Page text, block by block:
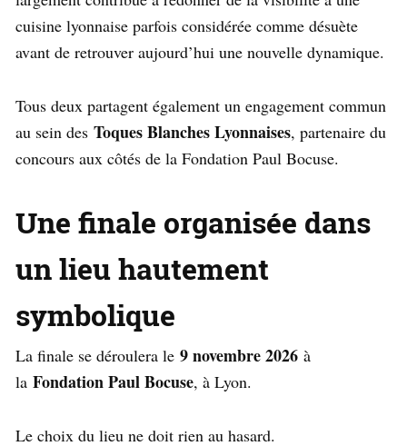
cuisine lyonnaise parfois considérée comme désuète
avant de retrouver aujourd’hui une nouvelle dynamique.
Tous deux partagent également un engagement commun
au sein des Toques Blanches Lyonnaises, partenaire du
concours aux côtés de la Fondation Paul Bocuse.
Une finale organisée dans
un lieu hautement
symbolique
La finale se déroulera le 9 novembre 2026 à
la Fondation Paul Bocuse, à Lyon.
Le choix du lieu ne doit rien au hasard.